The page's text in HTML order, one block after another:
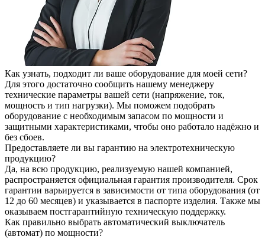
Как узнать, подходит ли ваше оборудование для моей сети?
Для этого достаточно сообщить нашему менеджеру
технические параметры вашей сети (напряжение, ток,
мощность и тип нагрузки). Мы поможем подобрать
оборудование с необходимым запасом по мощности и
защитными характеристиками, чтобы оно работало надёжно и
без сбоев.
Предоставляете ли вы гарантию на электротехническую
продукцию?
Да, на всю продукцию, реализуемую нашей компанией,
распространяется официальная гарантия производителя. Срок
гарантии варьируется в зависимости от типа оборудования (от
12 до 60 месяцев) и указывается в паспорте изделия. Также мы
оказываем постгарантийную техническую поддержку.
Как правильно выбрать автоматический выключатель
(автомат) по мощности?